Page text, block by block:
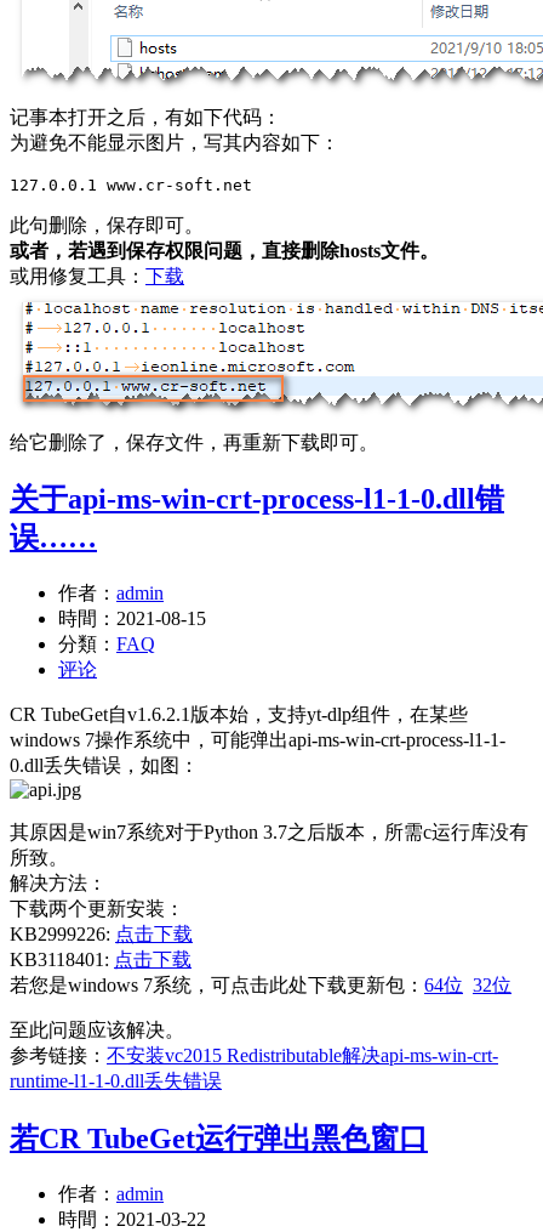
记事本打开之后，有如下代码：
为避免不能显示图片，写其内容如下：
127.0.0.1 www.cr-soft.net
此句删除，保存即可。
或者，若遇到保存权限问题，直接删除hosts文件。
或用修复工具： 下载
给它删除了，保存文件，再重新下载即可。
关于api-ms-win-crt-process-l1-1-0.dll错
误……
作者： admin
時間： 2021-08-15
分類： FAQ
评论
CR TubeGet自v1.6.2.1版本始，支持yt-dlp组件，在某些
windows 7操作系统中，可能弹出api-ms-win-crt-process-l1-1-
0.dll丢失错误，如图：
其原因是win7系统对于Python 3.7之后版本，所需c运行库没有
所致。
解决方法：
下载两个更新安装：
KB2999226: 点击下载
KB3118401: 点击下载
若您是windows 7系统，可点击此处下载更新包： 64位 32位
至此问题应该解决。
参考链接： 不安装vc2015 Redistributable解决api-ms-win-crt-
runtime-l1-1-0.dll丢失错误
若CR TubeGet运行弹出黑色窗口
作者： admin
時間： 2021-03-22